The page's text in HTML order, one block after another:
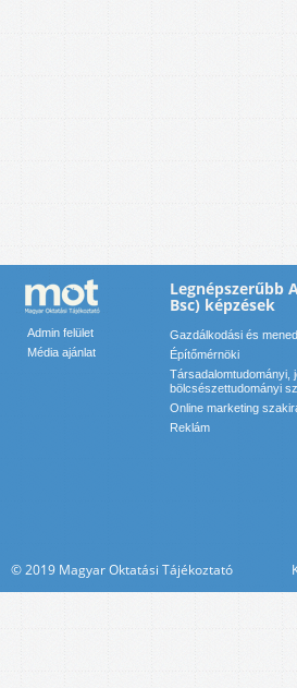
Admin felület
Média ajánlat
Legnépszerűbb
Bsc) képzések
Gazdálkodási és
Építőmérnöki
Társadalomtudományi,
bölcsészettudományi
Online marketing
Reklám
© 2019 Magyar Oktatási Tájékoztató